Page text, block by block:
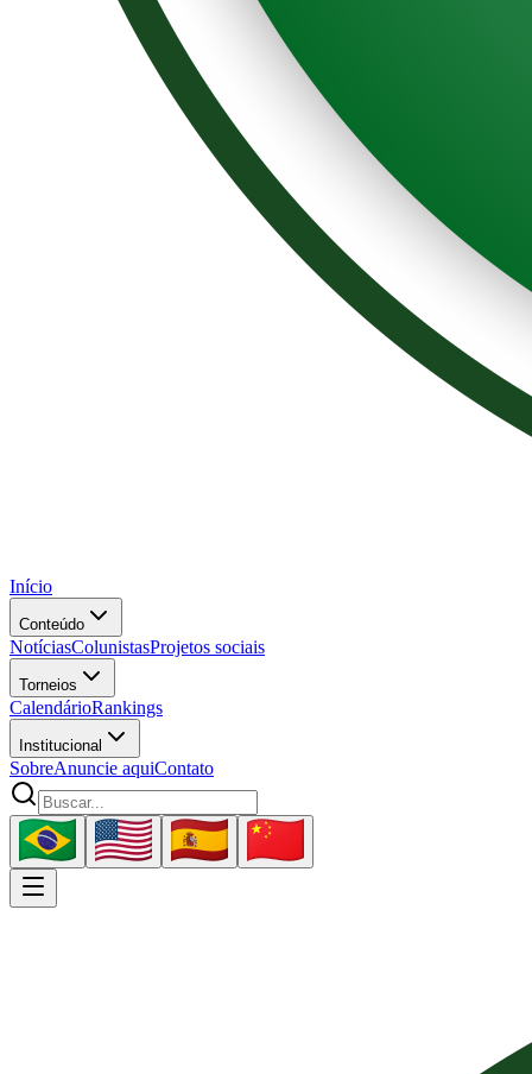
Início
Conteúdo
NotíciasColunistasProjetos sociais
Torneios
CalendárioRankings
Institucional
SobreAnuncie aquiContato